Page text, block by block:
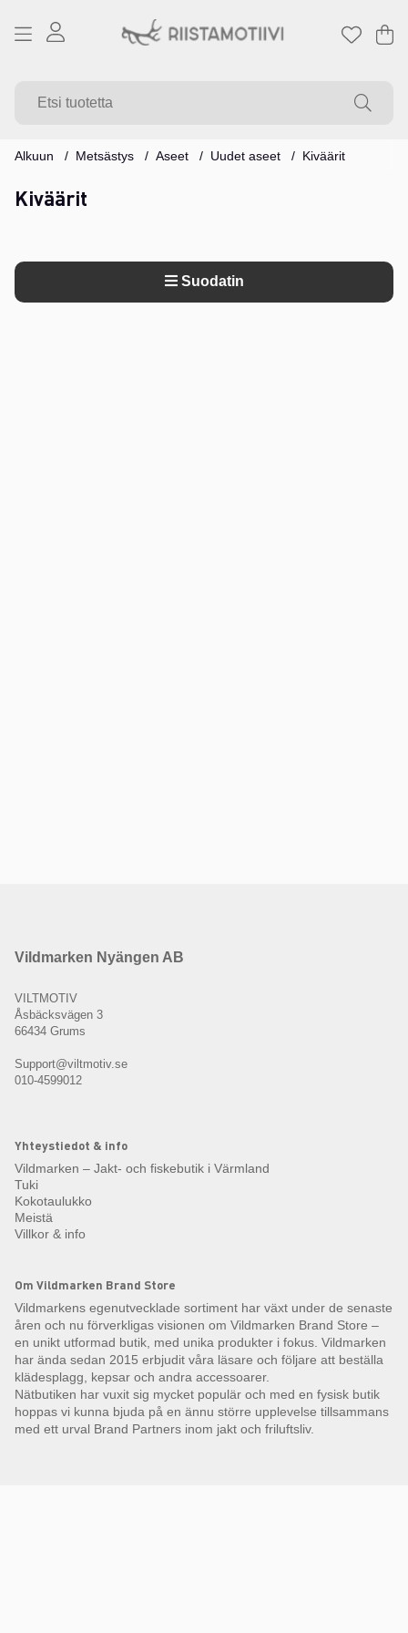
.
Alkuun Metsästys Aseet Uudet aseet Kiväärit
Kiväärit
Suodatin
Vildmarken Nyängen AB
VILTMOTIV
Åsbäcksvägen 3
66434 Grums
Support@viltmotiv.se
010-4599012
Yhteystiedot & info
Vildmarken – Jakt- och fiskebutik i Värmland
Tuki
Kokotaulukko
Meistä
Villkor & info
Om Vildmarken Brand Store
Vildmarkens egenutvecklade sortiment har växt under de senaste
åren och nu förverkligas visionen om Vildmarken Brand Store –
en unikt utformad butik, med unika produkter i fokus. Vildmarken
har ända sedan 2015 erbjudit våra läsare och följare att beställa
klädesplagg, kepsar och andra accessoarer.
Nätbutiken har vuxit sig mycket populär och med en fysisk butik
hoppas vi kunna bjuda på en ännu större upplevelse tillsammans
med ett urval Brand Partners inom jakt och friluftsliv.